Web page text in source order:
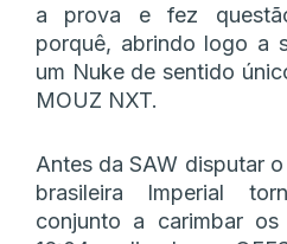
a prova e fez
porquê, abrindo logo a
um Nuke de sentido
MOUZ NXT.
Antes da SAW disputar
brasileira Imperial
conjunto a carimbar